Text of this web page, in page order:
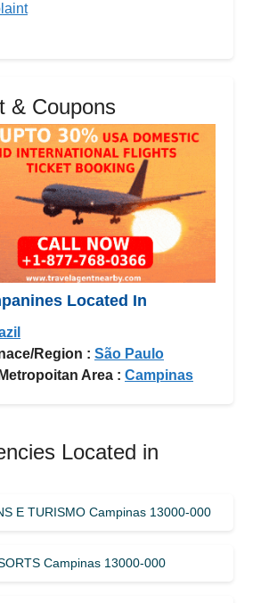
& Coupons
Located In
Region : São Paulo
Area : Campinas
Located in
E TURISMO Campinas 13000-000
Campinas 13000-000